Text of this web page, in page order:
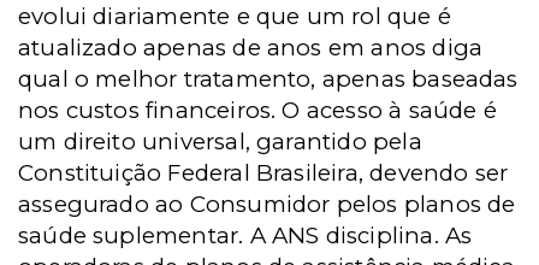
evolui diariamente e que um rol que é
atualizado apenas de anos em anos diga
qual o melhor tratamento, apenas baseadas
nos custos financeiros. O acesso à saúde é
um direito universal, garantido pela
Constituição Federal Brasileira, devendo ser
assegurado ao Consumidor pelos planos de
saúde suplementar. A ANS disciplina. As